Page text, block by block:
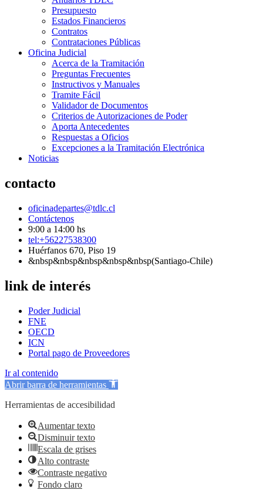
Presupuesto
Estados Financieros
Contratos
Contrataciones Públicas
Oficina Judicial
Acerca de la Tramitación
Preguntas Frecuentes
Instructivos y Manuales
Tramite Fácil
Validador de Documentos
Criterios de Autorizaciones de Poder
Aporta Antecedentes
Respuestas a Oficios
Excepciones a la Tramitación Electrónica
Noticias
contacto
oficinadepartes@tdlc.cl
Contáctenos
9:00 a 14:00 hs
tel:+56227538300
Huérfanos 670, Piso 19
&nbsp&nbsp&nbsp&nbsp&nbsp(Santiago-Chile)
link de interés
Poder Judicial
FNE
OECD
ICN
Portal pago de Proveedores
Ir al contenido
Abrir barra de herramientas
Herramientas de accesibilidad
Aumentar texto
Disminuir texto
Escala de grises
Alto contraste
Contraste negativo
Fondo claro